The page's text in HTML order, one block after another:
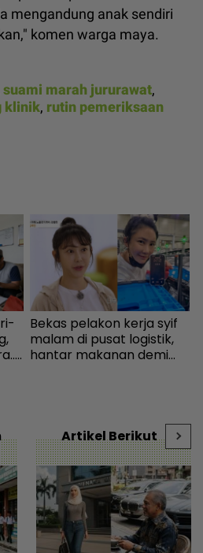
mengandung anak sendiri
komen warga maya.
suami marah jururawat,
klinik, rutin pemeriksaan
Bekas pelakon kerja syif
malam di pusat logistik,
hantar makanan demi
Artikel Berikut